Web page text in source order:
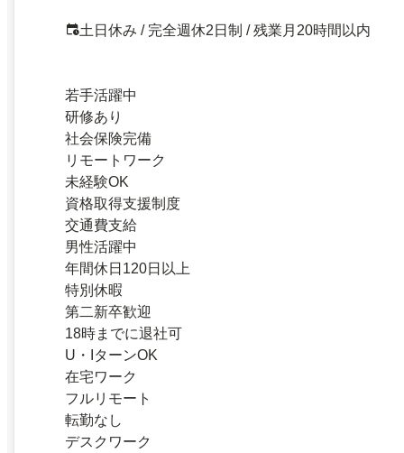
土日休み / 完全週休2日制 / 残業月20時間以内
若手活躍中
研修あり
社会保険完備
リモートワーク
未経験OK
資格取得支援制度
交通費支給
男性活躍中
年間休日120日以上
特別休暇
第二新卒歓迎
18時までに退社可
U・IターンOK
在宅ワーク
フルリモート
転勤なし
デスクワーク